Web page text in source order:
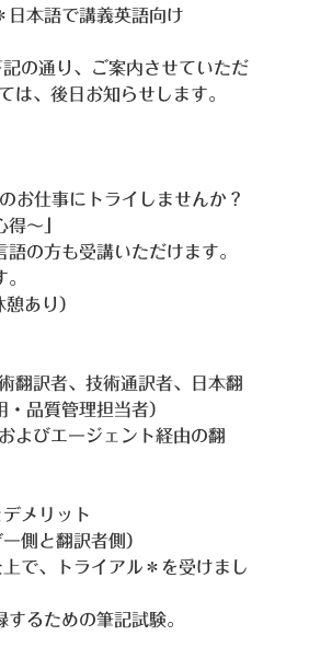
本語で講義英語向け
の通り、ご案内させていただ
は、後日お知らせします。
お仕事にトライしませんか？
～」
の方も受講いただけます。
あり）
翻訳者、技術通訳者、日本翻
品質管理担当者）
よびエージェント経由の翻
メリット
側と翻訳者側）
で、トライアル＊を受けまし
るための筆記試験。